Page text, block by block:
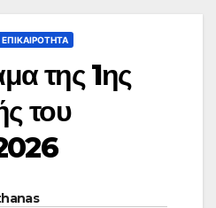
ΕΠΙΚΑΙΡΌΤΗΤΑ
της 1ης
του